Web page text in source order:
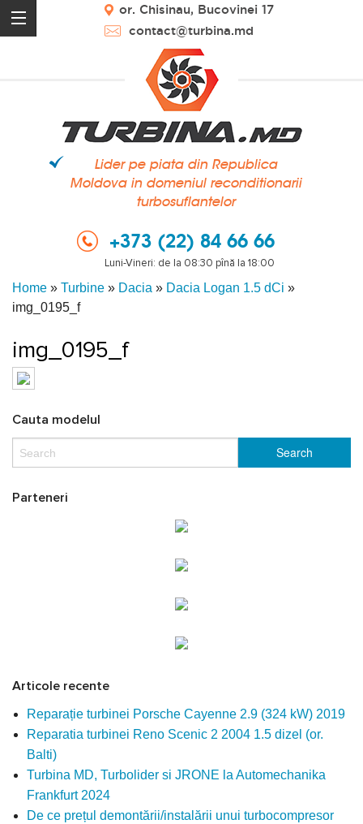
or. Chisinau, Bucovinei 17
contact@turbina.md
Lider pe piata din Republica
Moldova in domeniul reconditionarii
turbosuflantelor
+373 (22) 84 66 66
Luni-Vineri: de la 08:30 pînă la 18:00
Home » Turbine » Dacia » Dacia Logan 1.5 dCi »
img_0195_f
img_0195_f
Cauta modelul
Parteneri
Articole recente
Reparație turbinei Porsche Cayenne 2.9 (324 kW) 2019
Reparatia turbinei Reno Scenic 2 2004 1.5 dizel (or.
Balti)
Turbina MD, Turbolider si JRONE la Automechanika
Frankfurt 2024
De ce prețul demontării/instalării unui turbocompresor